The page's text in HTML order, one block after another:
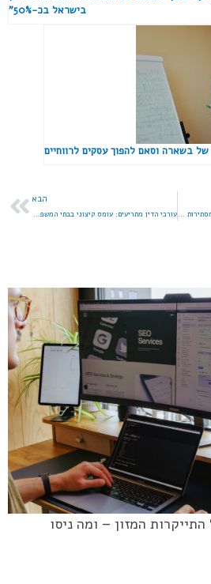
בישראל בכ-50%"
בשארה וסאם להפוך עסקים לרווחיים
רשתות השיווק מעלות מחירים – אבל מסתירות את זה מהצרכן. כך זה נעשה
הבא
עורכי הדין מתריעים: עומס קיצוני בבתי המשפט – תיקי משפחה נמשכים שנים
המזון – ומה ניסו